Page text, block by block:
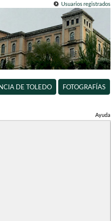
Usuarios registrados
DE TOLEDO FOTOGRAFÍAS
Ayuda